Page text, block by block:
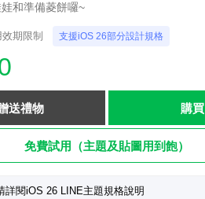
和準備菱餅囉~
期限制 支援iOS 26部分設計規格
送禮物 購買
免費試用（主題及貼圖用到飽）
詳閱iOS 26 LINE主題規格說明